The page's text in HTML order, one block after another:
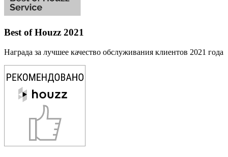
Best of Houzz 2021
Награда за лучшее качество обслуживания клиентов 2021 года